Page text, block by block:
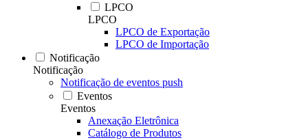
LPCO
LPCO
LPCO de Exportação
LPCO de Importação
Notificação
Notificação
Notificação de eventos push
Eventos
Eventos
Anexação Eletrônica
Catálogo de Produtos